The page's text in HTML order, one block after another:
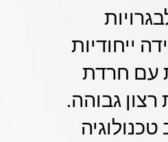
ייחודיות
עם חרדת
גבוהה.